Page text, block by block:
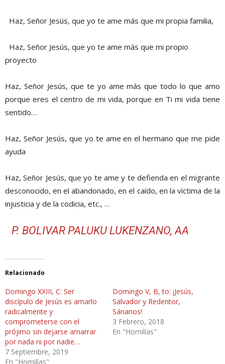
Haz, Señor Jesús, que yo te ame más que mi propia familia,
Haz, Señor Jesús, que yo te ame más que mi propio
proyecto
Haz, Señor Jesús, que te yo ame más que todo lo que amo
porque eres el centro de mi vida, porque en Ti mi vida tiene
sentido…
Haz, Señor Jesús, que yo te ame en el hermano que me pide
ayuda
Haz, Señor Jesús, que yo te ame y te defienda en el migrante
desconocido, en el abandonado, en el caído, en la víctima de la
injusticia y de la codicia, etc., …
P. BOLIVAR PALUKU LUKENZANO, AA
Relacionado
Domingo XXIII, C: Ser
discípulo de Jesús es amarlo
radicalmente y
comprometerse con el
prójimo sin dejarse amarrar
por nada ni por nadie…
7 Septiembre, 2019
En "Homilías"
Domingo V, B, to: ¡Jesús,
Salvador y Redentor,
Sánanos!
3 Febrero, 2018
En "Homilías"